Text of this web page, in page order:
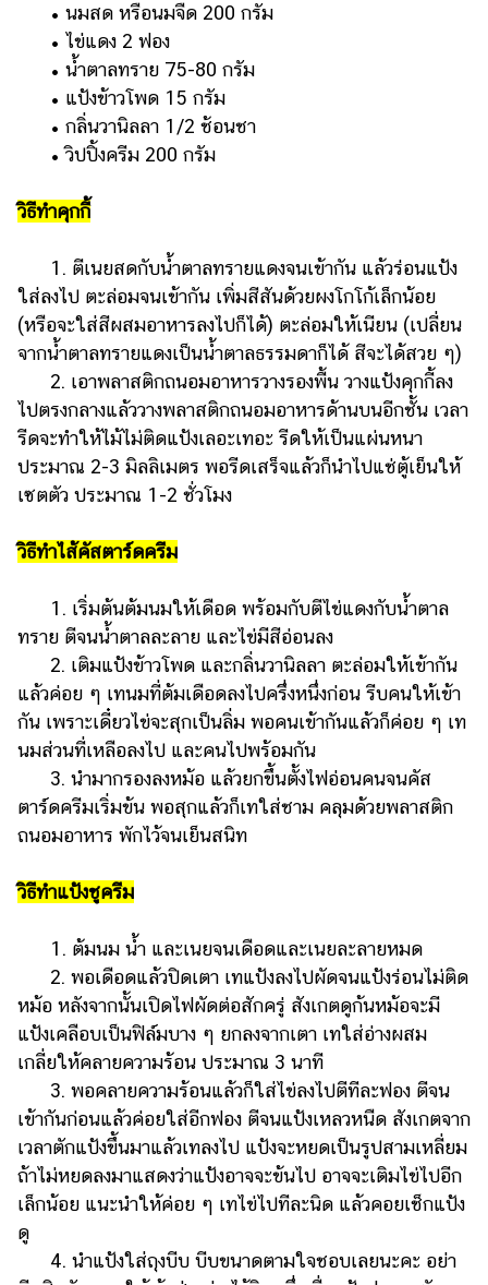
• นมสด หรือนมจืด 200 กรัม
• ไข่แดง 2 ฟอง
• น้ำตาลทราย 75-80 กรัม
• แป้งข้าวโพด 15 กรัม
• กลิ่นวานิลลา 1/2 ช้อนชา
• วิปปิ้งครีม 200 กรัม
วิธีทำคุกกี้
1. ตีเนยสดกับน้ำตาลทรายแดงจนเข้ากัน แล้วร่อนแป้ง
ใส่ลงไป ตะล่อมจนเข้ากัน เพิ่มสีสันด้วยผงโกโก้เล็กน้อย
(หรือจะใส่สีผสมอาหารลงไปก็ได้) ตะล่อมให้เนียน (เปลี่ยน
จากน้ำตาลทรายแดงเป็นน้ำตาลธรรมดาก็ได้ สีจะได้สวย ๆ)
2. เอาพลาสติกถนอมอาหารวางรองพื้น วางแป้งคุกกี้ลง
ไปตรงกลางแล้ววางพลาสติกถนอมอาหารด้านบนอีกชั้น เวลา
รีดจะทำให้ไม้ไม่ติดแป้งเลอะเทอะ รีดให้เป็นแผ่นหนา
ประมาณ 2-3 มิลลิเมตร พอรีดเสร็จแล้วก็นำไปแช่ตู้เย็นให้
เซตตัว ประมาณ 1-2 ชั่วโมง
วิธีทำไส้คัสตาร์ดครีม
1. เริ่มต้นต้มนมให้เดือด พร้อมกับตีไข่แดงกับน้ำตาล
ทราย ตีจนน้ำตาลละลาย และไข่มีสีอ่อนลง
2. เติมแป้งข้าวโพด และกลิ่นวานิลลา ตะล่อมให้เข้ากัน
แล้วค่อย ๆ เทนมที่ต้มเดือดลงไปครึ่งหนึ่งก่อน รีบคนให้เข้า
กัน เพราะเดี๋ยวไข่จะสุกเป็นลิ่ม พอคนเข้ากันแล้วก็ค่อย ๆ เท
นมส่วนที่เหลือลงไป และคนไปพร้อมกัน
3. นำมากรองลงหม้อ แล้วยกขึ้นตั้งไฟอ่อนคนจนคัส
ตาร์ดครีมเริ่มข้น พอสุกแล้วก็เทใส่ชาม คลุมด้วยพลาสติก
ถนอมอาหาร พักไว้จนเย็นสนิท
วิธีทำแป้งชูครีม
1. ต้มนม น้ำ และเนยจนเดือดและเนยละลายหมด
2. พอเดือดแล้วปิดเตา เทแป้งลงไปผัดจนแป้งร่อนไม่ติด
หม้อ หลังจากนั้นเปิดไฟผัดต่อสักครู่ สังเกตดูก้นหม้อจะมี
แป้งเคลือบเป็นฟิล์มบาง ๆ ยกลงจากเตา เทใส่อ่างผสม
เกลี่ยให้คลายความร้อน ประมาณ 3 นาที
3. พอคลายความร้อนแล้วก็ใส่ไข่ลงไปตีทีละฟอง ตีจน
เข้ากันก่อนแล้วค่อยใส่อีกฟอง ตีจนแป้งเหลวหนืด สังเกตจาก
เวลาตักแป้งขึ้นมาแล้วเทลงไป แป้งจะหยดเป็นรูปสามเหลี่ยม
ถ้าไม่หยดลงมาแสดงว่าแป้งอาจจะข้นไป อาจจะเติมไข่ไปอีก
เล็กน้อย แนะนำให้ค่อย ๆ เทไข่ไปทีละนิด แล้วคอยเช็กแป้ง
ดู
4. นำแป้งใส่ถุงบีบ บีบขนาดตามใจชอบเลยนะคะ อย่า